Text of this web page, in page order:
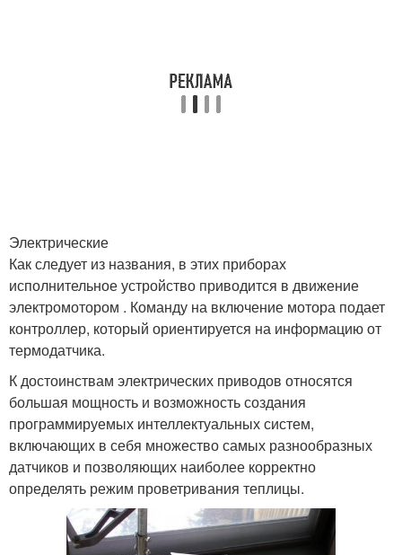
Электрические
Как следует из названия, в этих приборах
исполнительное устройство приводится в движение
электромотором . Команду на включение мотора подает
контроллер, который ориентируется на информацию от
термодатчика.
К достоинствам электрических приводов относятся
большая мощность и возможность создания
программируемых интеллектуальных систем,
включающих в себя множество самых разнообразных
датчиков и позволяющих наиболее корректно
определять режим проветривания теплицы.